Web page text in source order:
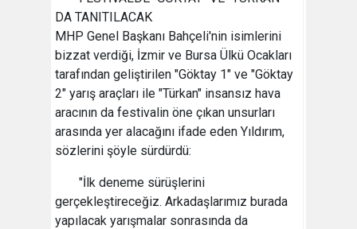
DA TANITILACAK
MHP Genel Başkanı Bahçeli'nin isimlerini
bizzat verdiği, İzmir ve Bursa Ülkü Ocakları
tarafından geliştirilen "Göktay 1" ve "Göktay
2" yarış araçları ile "Türkan" insansız hava
aracının da festivalin öne çıkan unsurları
arasında yer alacağını ifade eden Yıldırım,
sözlerini şöyle sürdürdü:
"İlk deneme sürüşlerini
gerçekleştireceğiz. Arkadaşlarımız burada
yapılacak yarışmalar sonrasında da